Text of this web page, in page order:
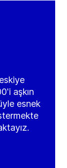
aşkın
esnek